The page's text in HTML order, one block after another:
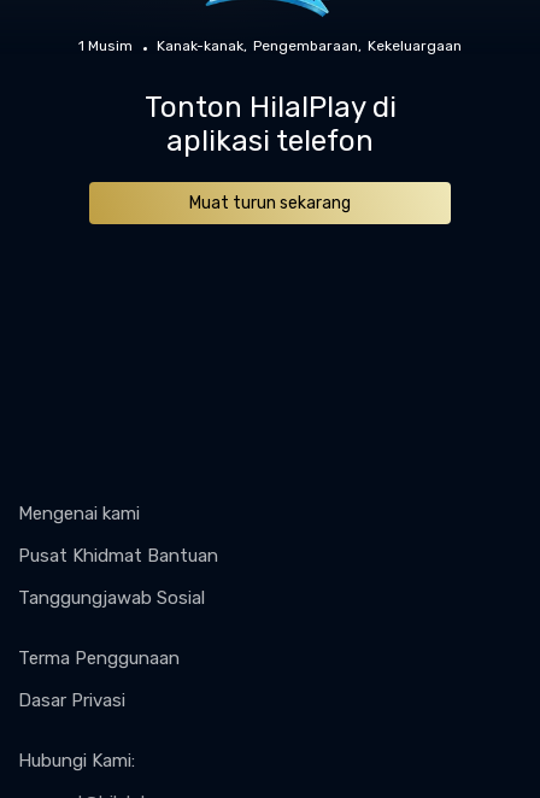
1 Musim Kanak-kanak Pengembaraan Kekeluargaan
Tonton HilalPlay di
aplikasi telefon
Muat turun sekarang
Mengenai kami
Pusat Khidmat Bantuan
Tanggungjawab Sosial
Terma Penggunaan
Dasar Privasi
Hubungi Kami: